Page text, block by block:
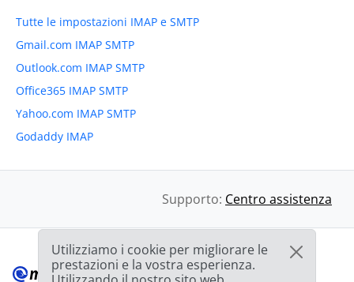
Tutte le impostazioni IMAP e SMTP
Gmail.com IMAP SMTP
Outlook.com IMAP SMTP
Office365 IMAP SMTP
Yahoo.com IMAP SMTP
Godaddy IMAP
Supporto: Centro assistenza
Utilizziamo i cookie per migliorare le
prestazioni e la vostra esperienza.